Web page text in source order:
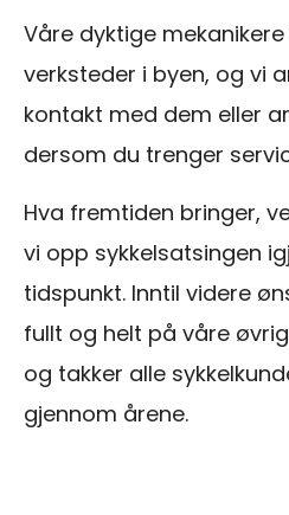
Våre dyktige
verksteder i byen, og vi
kontakt med dem eller
dersom du trenger
Hva fremtiden bringer,
vi opp sykkelsatsingen
tidspunkt. Inntil videre
fullt og helt på våre
og takker alle
gjennom årene.